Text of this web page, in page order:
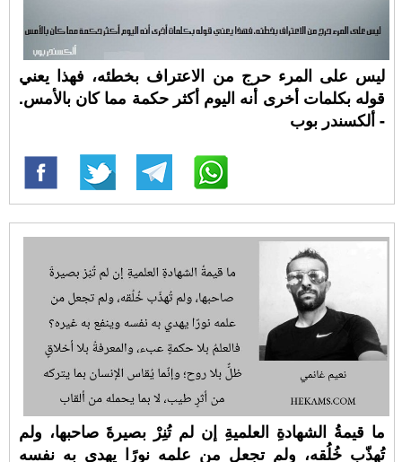
ليس على المرء حرج من الاعتراف بخطئه، فهذا يعني
قوله بكلمات أخرى أنه اليوم أكثر حكمة مما كان بالأمس.
- ألكسندر بوب
ما قيمةُ الشهادةِ العلميةِ إن لم تُنِرْ بصيرةَ صاحبها، ولم
تُهذّب خُلُقه، ولم تجعل من علمه نورًا يهدي به نفسه